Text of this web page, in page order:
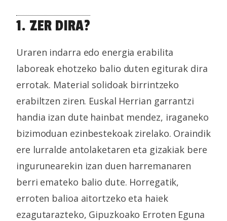
1. ZER DIRA?
Uraren indarra edo energia erabilita
laboreak ehotzeko balio duten egiturak dira
errotak. Material solidoak birrintzeko
erabiltzen ziren. Euskal Herrian garrantzi
handia izan dute hainbat mendez, iraganeko
bizimoduan ezinbestekoak zirelako. Oraindik
ere lurralde antolaketaren eta gizakiak bere
ingurunearekin izan duen harremanaren
berri emateko balio dute. Horregatik,
erroten balioa aitortzeko eta haiek
ezagutarazteko, Gipuzkoako Erroten Eguna